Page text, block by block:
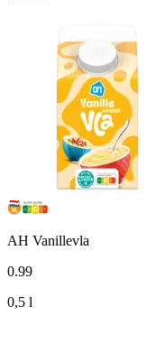
AH Vanillevla
0.99
0,5 l